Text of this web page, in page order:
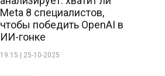
Meta 8 специалистов,
чтобы победить OpenAI в
ИИ-гонке
19:15 | 25-10-2025